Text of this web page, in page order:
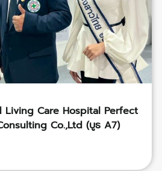
Living Care Hospital Perfect
Co.,Ltd (บูธ A7)